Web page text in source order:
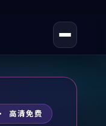
高清免费